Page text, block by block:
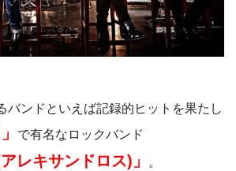
バンドといえば記録的ヒットを果たし
で有名なロックバンド
レキサンドロス)」 。